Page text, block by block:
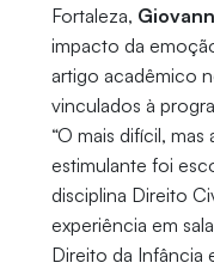
Fortaleza,
impacto da
artigo acadêmico
vinculados à
“O mais difícil,
estimulante foi
disciplina Direito
experiência em
Direito da Infância